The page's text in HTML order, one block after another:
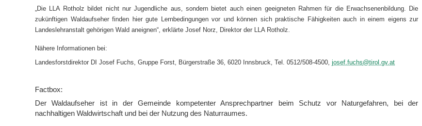
„Die LLA Rotholz bildet nicht nur Jugendliche aus, sondern bietet auch einen geeigneten Rahmen für die Erwachsenenbildung. Die
zukünftigen Waldaufseher finden hier gute Lernbedingungen vor und können sich praktische Fähigkeiten auch in einem eigens zur
Landeslehranstalt gehörigen Wald aneignen“, erklärte Josef Norz, Direktor der LLA Rotholz.
Nähere Informationen bei:
Landesforstdirektor DI Josef Fuchs, Gruppe Forst, Bürgerstraße 36, 6020 Innsbruck, Tel. 0512/508-4500, josef.fuchs@tirol.gv.at
Factbox:
Der Waldaufseher ist in der Gemeinde kompetenter Ansprechpartner beim Schutz vor Naturgefahren, bei der
nachhaltigen Waldwirtschaft und bei der Nutzung des Naturraumes.